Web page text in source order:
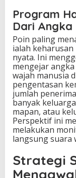
Program
Dari Angka
Poin paling
ialah
nyata. Ini
mengejar
wajah manusia
pengentasan
jumlah
banyak
mapan, atau
Perspektif ini
melakukan
langsung suara
Strategi